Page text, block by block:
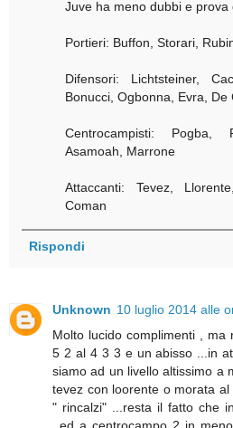
Juve ha meno dubbi e prova
Portieri: Buffon, Storari,
Difensori: Lichtsteiner,
Bonucci, Ogbonna, Evra, De
Centrocampisti: Pogba,
Asamoah, Marrone
Attaccanti: Tevez,
Coman
Rispondi
Unknown 10 luglio 2014 alle
Molto lucido complimenti , ma
5 2 al 4 3 3 e un abisso ...in
siamo ad un livello altissimo a
tevez con loorente o morata
" rincalzi" ...resta il fatto che